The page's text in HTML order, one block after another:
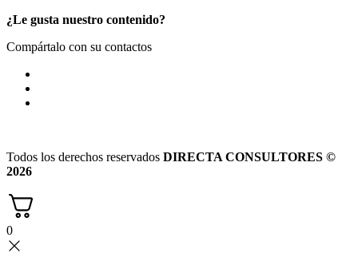
¿Le gusta nuestro contenido?
Compártalo con su contactos
Todos los derechos reservados DIRECTA CONSULTORES ©
2026
0